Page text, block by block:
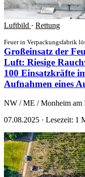
Luftbild · Rettung
Feuer in Verpackungsfabrik
Großeinsatz der
Luft: Riesige
100 Einsatzkräfte
Aufnahmen eines
NW / ME / Monheim am
07.08.2025 · Lesezeit: 1